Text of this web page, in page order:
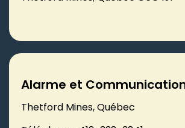
Alarme et Communication
Thetford Mines, Québec